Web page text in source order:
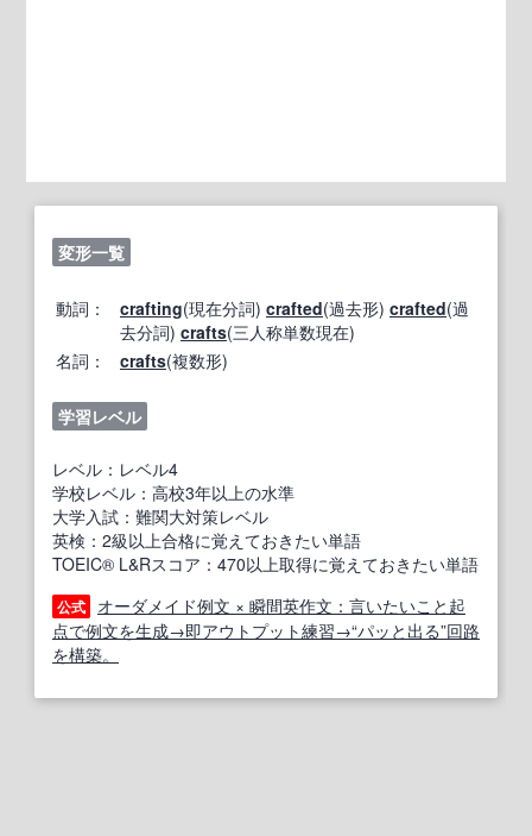
変形一覧
動詞： crafting(現在分詞) crafted(過去形) crafted(過
去分詞) crafts(三人称単数現在)
名詞：
crafts(複数形)
学習レベル
レベル：レベル4
学校レベル：高校3年以上の水準
大学入試：難関大対策レベル
英検：2級以上合格に覚えておきたい単語
TOEIC® L&Rスコア：470以上取得に覚えておきたい単語
公式
オーダメイド例文 × 瞬間英作文：言いたいこと起
点で例文を生成→即アウトプット練習→“パッと出る”回路
を構築。